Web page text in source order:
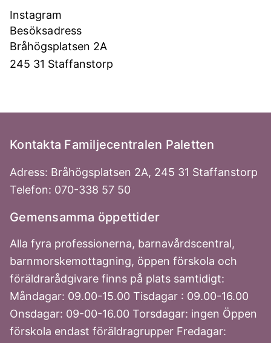
Instagram
Besöksadress
Bråhögsplatsen 2A
245 31 Staffanstorp
Kontakta Familjecentralen Paletten
Adress: Bråhögsplatsen 2A, 245 31 Staffanstorp
Telefon: 070-338 57 50
Gemensamma öppettider
Alla fyra professionerna, barnavårdscentral,
barnmorskemottagning, öppen förskola och
föräldrarådgivare finns på plats samtidigt:
Måndagar: 09.00-15.00 Tisdagar : 09.00-16.00
Onsdagar: 09-00-16.00 Torsdagar: ingen Öppen
förskola endast föräldragrupper Fredagar: